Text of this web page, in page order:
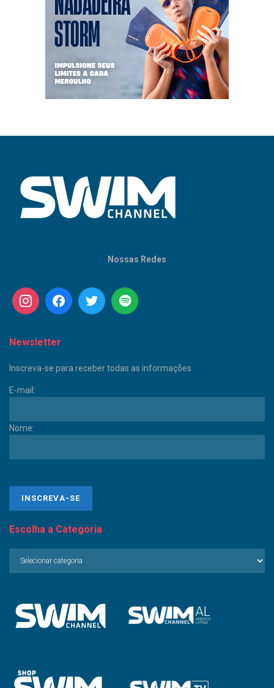
Nossas Redes
Newsletter
Inscreva-se para receber todas as informações
E-mail:
Nome:
Escolha a Categoria